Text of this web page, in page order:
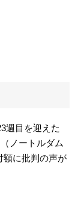
週目を迎えた
ノートルダム
額に批判の声が